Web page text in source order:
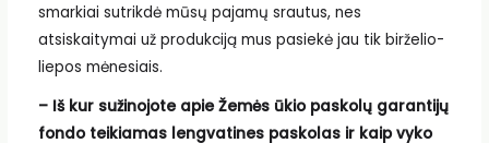
smarkiai sutrikdė mūsų pajamų srautus, nes
atsiskaitymai už produkciją mus pasiekė jau tik birželio-
liepos mėnesiais.
– Iš kur sužinojote apie Žemės ūkio paskolų garantijų
fondo teikiamas lengvatines paskolas ir kaip vyko